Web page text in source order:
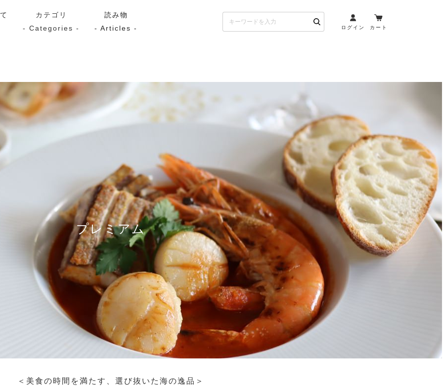
カテゴリ
- Categories -
スモーク
プレミアム
漬け魚
Kaoriセレクト
ワイン・スパークリング
ウイスキー・ブランデー
その他（クラフトビール
etc）
サブスク（定期コース・頒布会） 商品一覧
読み物
- Articles -
ログイン カート
プレミアム
＜美食の時間を満たす、選び抜いた海の逸品＞